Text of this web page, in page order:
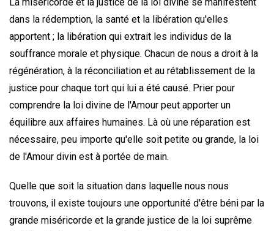
dans la rédemption, la santé et la libération qu'elles
apportent ; la libération qui extrait les individus de la
souffrance morale et physique. Chacun de nous a droit à la
régénération, à la réconciliation et au rétablissement de la
justice pour chaque tort qui lui a été causé. Prier pour
comprendre la loi divine de l'Amour peut apporter un
équilibre aux affaires humaines. Là où une réparation est
nécessaire, peu importe qu'elle soit petite ou grande, la loi
de l'Amour divin est à portée de main.
Quelle que soit la situation dans laquelle nous nous
trouvons, il existe toujours une opportunité d'être béni par la
grande miséricorde et la grande justice de la loi suprême